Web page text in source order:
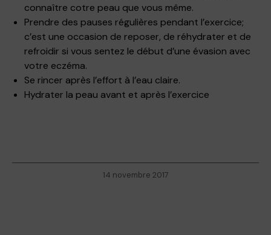
connaître cotre peau que vous même.
Prendre des pauses régulières pendant l’exercice;
c’est une occasion de reposer, de réhydrater et de
refroidir si vous sentez le début d’une évasion avec
votre eczéma.
Se rincer après l’effort à l’eau claire.
Hydrater la peau avant et après l’exercice
14 novembre 2017